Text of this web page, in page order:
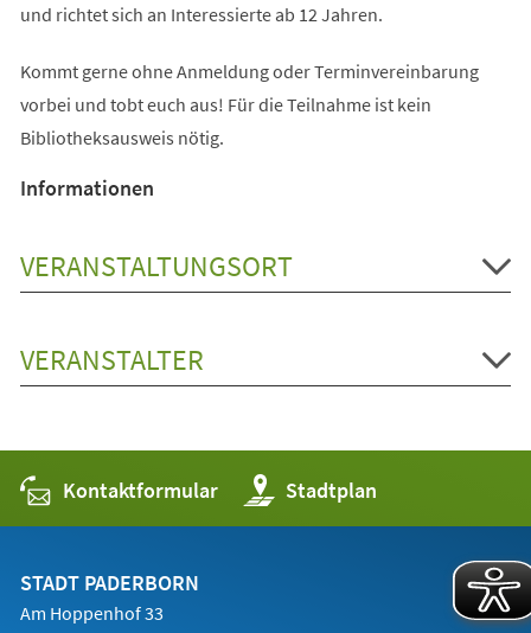
und richtet sich an Interessierte ab 12 Jahren.
Kommt gerne ohne Anmeldung oder Terminvereinbarung
vorbei und tobt euch aus! Für die Teilnahme ist kein
Bibliotheksausweis nötig.
Informationen
VERANSTALTUNGSORT
VERANSTALTER
Kontaktformular Stadtplan
(Öffnet
in
einem
STADT PADERBORN
Am Hoppenhof 33